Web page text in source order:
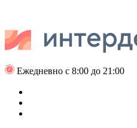
Ежедневно с 8:00 до 21:00